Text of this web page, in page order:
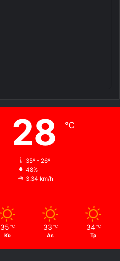
28 ℃
35º - 26º
48%
3.34 km/h
35 ℃
Κυ
33 ℃
Δε
34 ℃
Τρ